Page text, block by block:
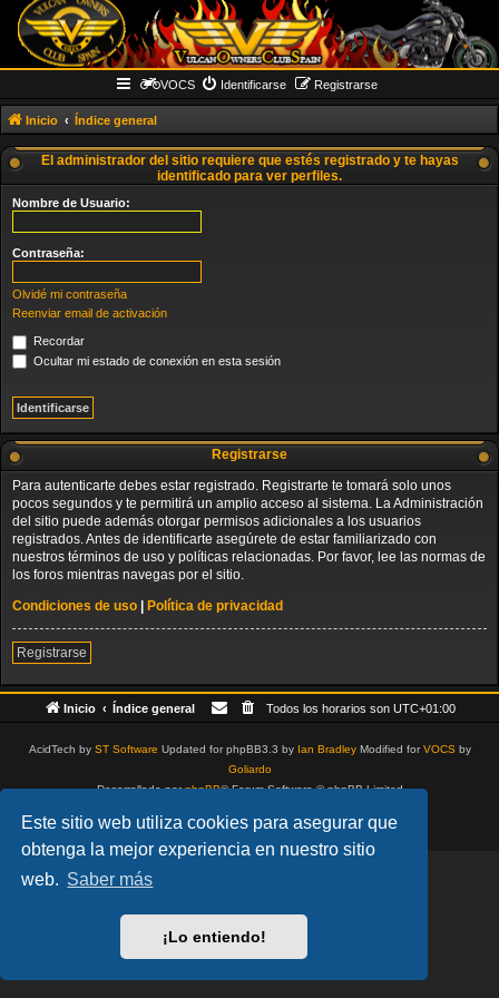
Este sitio web utiliza cookies para asegurar que
obtenga la mejor experiencia en nuestro sitio
web. Saber más
¡Lo entiendo!
VOCS Identificarse Registrarse
Inicio Índice general
El administrador del sitio requiere que estés registrado y te hayas
identificado para ver perfiles.
Nombre de Usuario:
Contraseña:
Olvidé mi contraseña
Reenviar email de activación
Recordar
Ocultar mi estado de conexión en esta sesión
Registrarse
Para autenticarte debes estar registrado. Registrarte te tomará solo unos
pocos segundos y te permitirá un amplio acceso al sistema. La Administración
del sitio puede además otorgar permisos adicionales a los usuarios
registrados. Antes de identificarte asegúrete de estar familiarizado con
nuestros términos de uso y políticas relacionadas. Por favor, lee las normas de
los foros mientras navegas por el sitio.
Condiciones de uso
Política de privacidad
Registrarse
Inicio Índice general Todos los horarios son UTC+01:00
AcidTech by ST Software Updated for phpBB3.3 by Ian BradleyModified forVOCSby
Goliardo
Desarrollado porphpBB® Forum Software © phpBB Limited
Privacidad| Condiciones